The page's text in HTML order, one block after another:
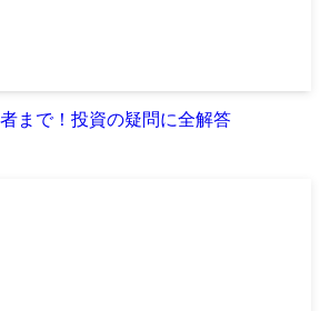
まで！投資の疑問に全解答